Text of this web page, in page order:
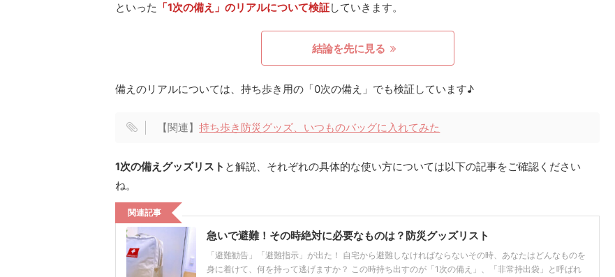
といった 「1次の備え」のリアルについて検証していきます。
結論を先に見る
備えのリアルについては、持ち歩き用の「0次の備え」でも検証しています♪
【関連】持ち歩き防災グッズ、いつものバッグに入れてみた
1次の備えグッズリスト と解説、それぞれの具体的な使い方については以下の記事をご確認ください
ね。
関連記事
急いで避難！その時絶対に必要なものは？防災グッズリスト
「避難勧告」「避難指示」が出た！ 自宅から避難しなければならないその時、あなたはどんなものを
身に着けて、何を持って逃げますか？ この時持ち出すのが「1次の備え」、「非常持出袋」と呼ばれ